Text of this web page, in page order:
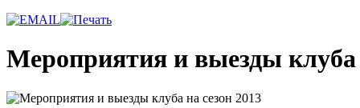
Мероприятия и выезды клуба